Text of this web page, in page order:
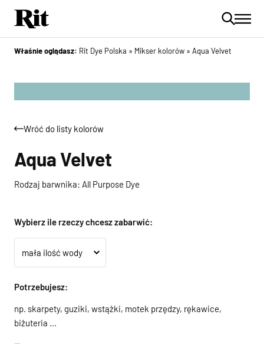
Właśnie oglądasz: Rit Dye Polska » Mikser kolorów » Aqua Velvet
Wróć do listy kolorów
Aqua Velvet
Rodzaj barwnika: All Purpose Dye
Wybierz ile rzeczy chcesz zabarwić:
Potrzebujesz:
np. skarpety, guziki, wstążki, motek przędzy, rękawice,
biżuteria ...